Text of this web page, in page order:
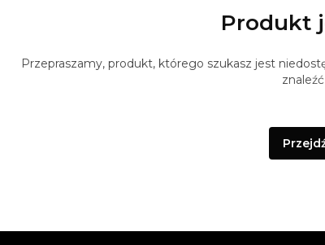
Produkt
Przepraszamy, produkt, którego szukasz jest